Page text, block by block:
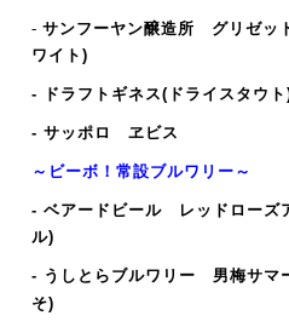
- サンフーヤン醸造所 グリゼッ
ワイト)
- ドラフトギネス(ドライスタウト
- サッポロ ヱビス
～ビーボ！常設ブルワリー～
- ベアードビール レッドローズ
ル)
- うしとらブルワリー 男梅サマ
そ)